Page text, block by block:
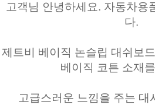
고객님 안녕하세요. 자동차용
다.
제트비 베이직 논슬립 대쉬보
베이직 코튼 소재
고급스러운 느낌을 주는 대